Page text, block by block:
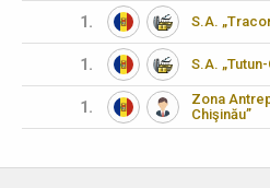
1. S.A.
1. S.A. „Tutun-
1.
Zona
Chişinău”